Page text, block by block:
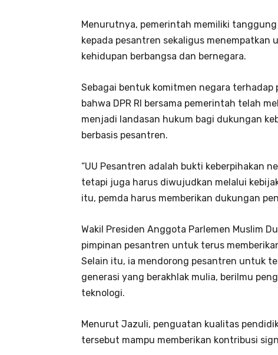
Menurutnya, pemerintah memiliki
kepada pesantren sekaligus menempatkan
kehidupan berbangsa dan bernegara.
Sebagai bentuk komitmen negara
bahwa DPR RI bersama pemerintah telah
menjadi landasan hukum bagi dukungan
berbasis pesantren.
“UU Pesantren adalah bukti keberpihakan
tetapi juga harus diwujudkan melalui
itu, pemda harus memberikan dukungan
Wakil Presiden Anggota Parlemen Muslim
pimpinan pesantren untuk terus
Selain itu, ia mendorong pesantren untuk
generasi yang berakhlak mulia, berilmu
teknologi.
Menurut Jazuli, penguatan kualitas
tersebut mampu memberikan kontribusi